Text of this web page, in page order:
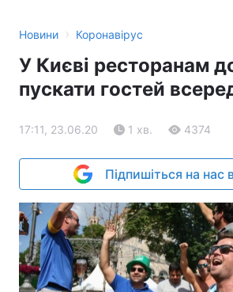
Новини › Коронавірус
У Києві ресторанам
пускати гостей
17:11, 23.06.20 1 хв. 4374
Підпишіться на нас